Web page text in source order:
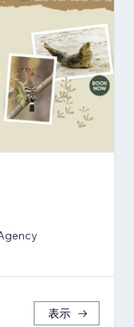
表示